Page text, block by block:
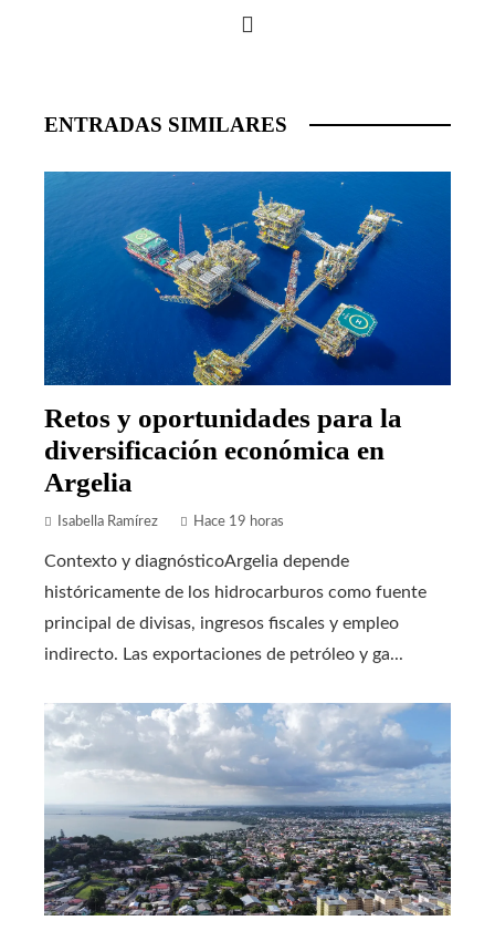
ENTRADAS SIMILARES
Retos y oportunidades para la
diversificación económica en
Argelia
Isabella Ramírez Hace 19 horas
Contexto y diagnósticoArgelia depende
históricamente de los hidrocarburos como fuente
principal de divisas, ingresos fiscales y empleo
indirecto. Las exportaciones de petróleo y ga...